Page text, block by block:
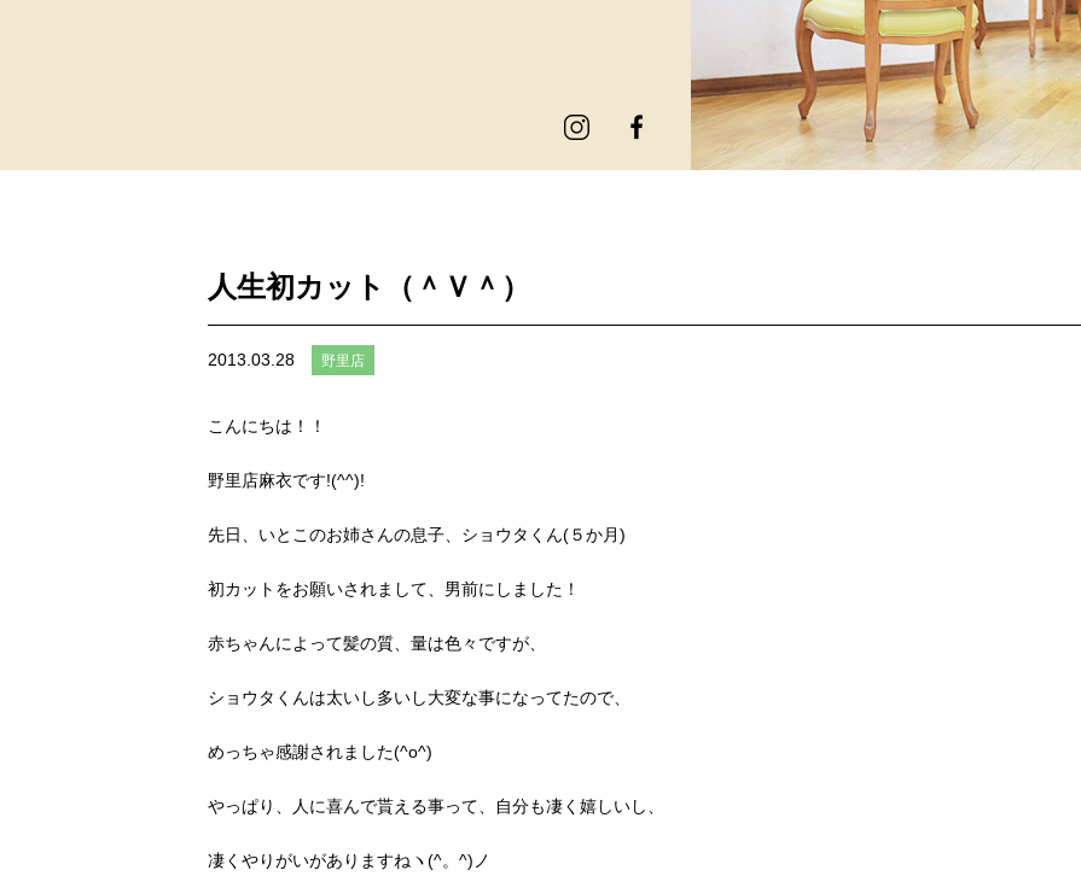
人生初カット（＾Ｖ＾）
2013.03.28 野里店
こんにちは！！
野里店麻衣です!(^^)!
先日、いとこのお姉さんの息子、ショウタくん(５か月)
初カットをお願いされまして、男前にしました！
赤ちゃんによって髪の質、量は色々ですが、
ショウタくんは太いし多いし大変な事になってたので、
めっちゃ感謝されました(^o^)
やっぱり、人に喜んで貰える事って、自分も凄く嬉しいし、
凄くやりがいがありますねヽ(^。^)ノ